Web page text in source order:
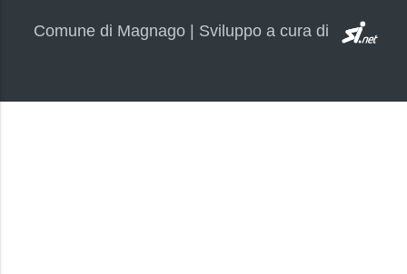
Comune di Magnago | Sviluppo a cura di